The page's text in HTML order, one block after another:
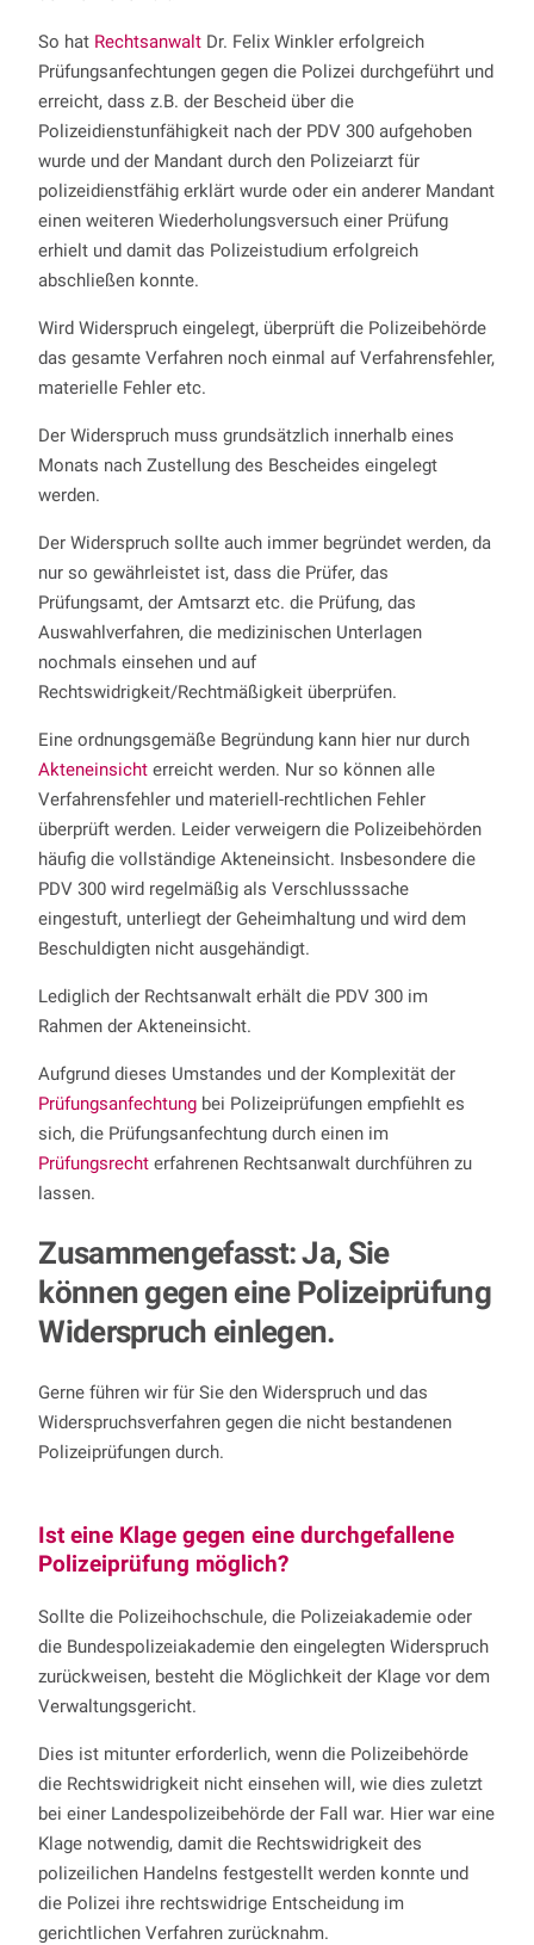
So hat Rechtsanwalt Dr. Felix Winkler erfolgreich
Prüfungsanfechtungen gegen die Polizei durchgeführt und
erreicht, dass z.B. der Bescheid über die
Polizeidienstunfähigkeit nach der PDV 300 aufgehoben
wurde und der Mandant durch den Polizeiarzt für
polizeidienstfähig erklärt wurde oder ein anderer Mandant
einen weiteren Wiederholungsversuch einer Prüfung
erhielt und damit das Polizeistudium erfolgreich
abschließen konnte.
Wird Widerspruch eingelegt, überprüft die Polizeibehörde
das gesamte Verfahren noch einmal auf Verfahrensfehler,
materielle Fehler etc.
Der Widerspruch muss grundsätzlich innerhalb eines
Monats nach Zustellung des Bescheides eingelegt
werden.
Der Widerspruch sollte auch immer begründet werden, da
nur so gewährleistet ist, dass die Prüfer, das
Prüfungsamt, der Amtsarzt etc. die Prüfung, das
Auswahlverfahren, die medizinischen Unterlagen
nochmals einsehen und auf
Rechtswidrigkeit/Rechtmäßigkeit überprüfen.
Eine ordnungsgemäße Begründung kann hier nur durch
Akteneinsicht erreicht werden. Nur so können alle
Verfahrensfehler und materiell-rechtlichen Fehler
überprüft werden. Leider verweigern die Polizeibehörden
häufig die vollständige Akteneinsicht. Insbesondere die
PDV 300 wird regelmäßig als Verschlusssache
eingestuft, unterliegt der Geheimhaltung und wird dem
Beschuldigten nicht ausgehändigt.
Lediglich der Rechtsanwalt erhält die PDV 300 im
Rahmen der Akteneinsicht.
Aufgrund dieses Umstandes und der Komplexität der
Prüfungsanfechtung bei Polizeiprüfungen empfiehlt es
sich, die Prüfungsanfechtung durch einen im
Prüfungsrecht erfahrenen Rechtsanwalt durchführen zu
lassen.
Zusammengefasst: Ja, Sie
können gegen eine Polizeiprüfung
Widerspruch einlegen.
Gerne führen wir für Sie den Widerspruch und das
Widerspruchsverfahren gegen die nicht bestandenen
Polizeiprüfungen durch.
Ist eine Klage gegen eine durchgefallene
Polizeiprüfung möglich?
Sollte die Polizeihochschule, die Polizeiakademie oder
die Bundespolizeiakademie den eingelegten Widerspruch
zurückweisen, besteht die Möglichkeit der Klage vor dem
Verwaltungsgericht.
Dies ist mitunter erforderlich, wenn die Polizeibehörde
die Rechtswidrigkeit nicht einsehen will, wie dies zuletzt
bei einer Landespolizeibehörde der Fall war. Hier war eine
Klage notwendig, damit die Rechtswidrigkeit des
polizeilichen Handelns festgestellt werden konnte und
die Polizei ihre rechtswidrige Entscheidung im
gerichtlichen Verfahren zurücknahm.